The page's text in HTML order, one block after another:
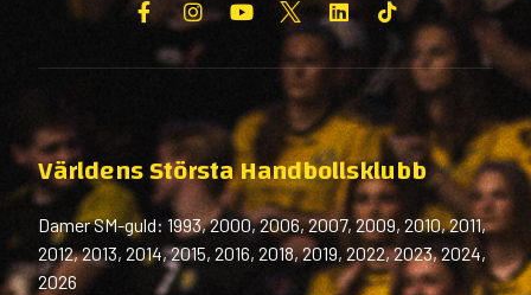
Världens Största Handbollsklubb
Damer SM-guld: 1993, 2000, 2006, 2007, 2009, 2010, 2011,
2012, 2013, 2014, 2015, 2016, 2018, 2019, 2022, 2023, 2024,
2026